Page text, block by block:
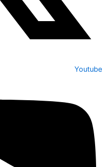
Youtube